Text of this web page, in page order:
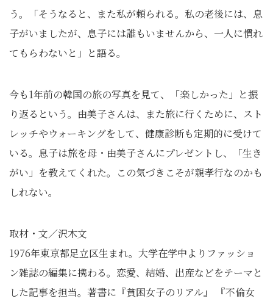
う。「そうなると、また私が頼られる。私の老後には、息
子がいましたが、息子には誰もいませんから、一人に慣れ
てもらわないと」と語る。
今も1年前の韓国の旅の写真を見て、「楽しかった」と振
り返るという。由美子さんは、また旅に行くために、スト
レッチやウォーキングをして、健康診断も定期的に受けて
いる。息子は旅を母・由美子さんにプレゼントし、「生き
がい」を教えてくれた。この気づきこそが親孝行なのかも
しれない。
取材・文／沢木文
1976年東京都足立区生まれ。大学在学中よりファッショ
ン雑誌の編集に携わる。恋愛、結婚、出産などをテーマと
した記事を担当。著書に『貧困女子のリアル』 『不倫女